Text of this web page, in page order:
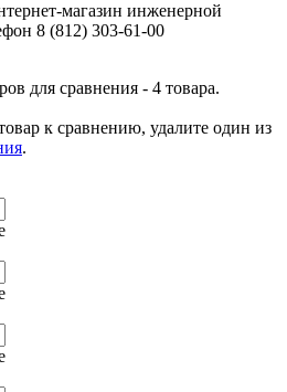
магазин инженерной
8 (812) 303-61-00
для сравнения - 4 товара.
к сравнению, удалите один из
.